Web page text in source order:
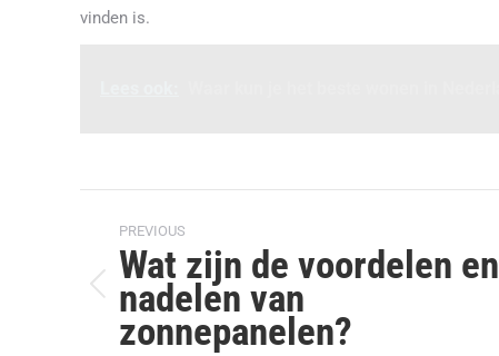
vinden is.
navigation
PREVIOUS
Previous
post:
Wat zijn de voordelen en
nadelen van
zonnepanelen?